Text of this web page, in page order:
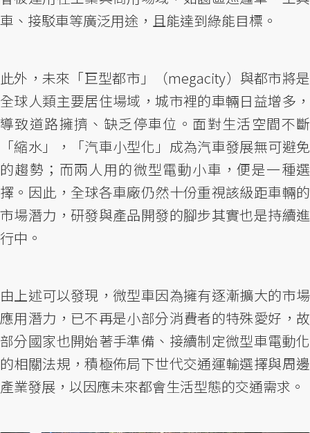
車、接駁車等廣泛用途，且能達到綠能目標。
此外，未來「巨型都市」（megacity）與都市將是
全球人類主要居住場域，城市裡的車輛日益增多，
導致道路擁擠、缺乏停車位。面對生活空間不斷
「縮水」，「汽車小型化」成為汽車發展無可避免
的趨勢；而兩人用的微型電動小車，便是一種選
擇。因此，全球各車廠仍然十份重視該級距車輛的
市場潛力，研發與產品開發的腳步其實也是持續進
行中。
由上述可以發現，微型車因為擁有逐漸擴大的市場
應用潛力，已不再是小部分消費者的特殊愛好，故
部分國家也開始著手準備、接續制定微型車電動化
的相關法規，積極佈局下世代交通運輸選擇與周邊
產業發展，以因應未來都會生活型態的交通需求。